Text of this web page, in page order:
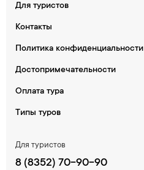
Для туристов
Контакты
Политика конфиденциальности
Достопримечательности
Оплата тура
Типы туров
Для туристов
8 (8352) 70-90-90